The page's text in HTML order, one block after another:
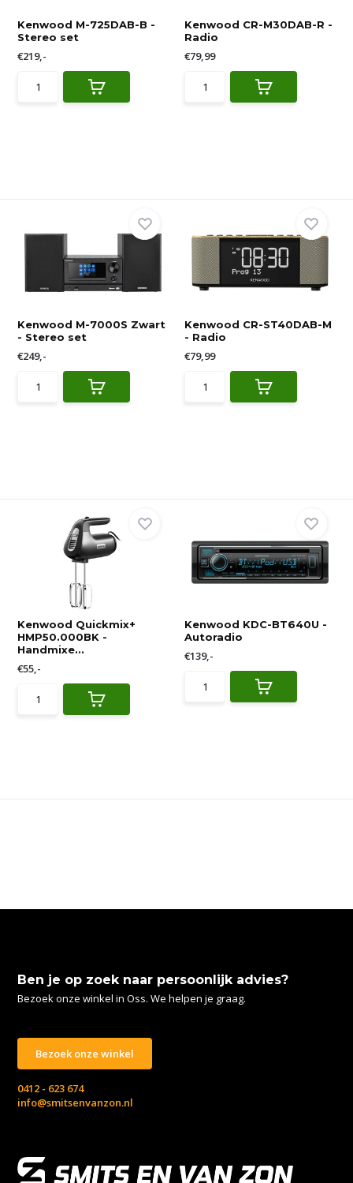
Kenwood M-725DAB-B -
Stereo set
€219,-
Kenwood CR-M30DAB-R -
Radio
€79,99
Kenwood M-7000S Zwart
- Stereo set
€249,-
Kenwood CR-ST40DAB-M
- Radio
€79,99
Kenwood Quickmix+
HMP50.000BK -
Handmixe...
€55,-
Kenwood KDC-BT640U -
Autoradio
€139,-
Ben je op zoek naar persoonlijk advies?
Bezoek onze winkel in Oss. We helpen je graag.
Bezoek onze winkel
0412 - 623 674
info@smitsenvanzon.nl